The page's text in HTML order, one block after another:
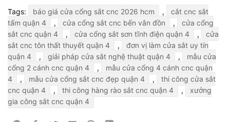
Tags:
báo giá cửa cổng sắt cnc 2026 hcm ,
cắt cnc sắt
tấm quận 4
, cửa cổng sắt cnc bến vân đồn ,
cửa cổng
sắt cnc quận 4
, cửa cổng sắt sơn tĩnh điện quận 4 ,
cửa
sắt cnc tôn thất thuyết quận 4
,
đơn vị làm cửa sắt uy tín
quận 4
, giải pháp cửa sắt nghệ thuật quận 4 ,
mẫu cửa
cổng 2 cánh cnc quận 4
,
mẫu cửa cổng 4 cánh cnc quận
4
, mẫu cửa cổng sắt cnc đẹp quận 4 ,
thi công cửa sắt
cnc quận 4
, thi công hàng rào sắt cnc quận 4 ,
xưởng
gia công sắt cnc quận 4